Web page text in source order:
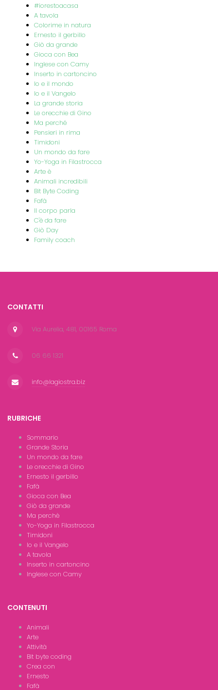
#iorestoacasa
A tavola
Colorime in natura
Ernesto il gerbillo
Giò da grande
Gioca con Bea
Inglese con Camy
Inserto in cartoncino
Io e il mondo
Io e il Vangelo
La grande storia
Le orecchie di Gino
Ma perché
Pensieri in rima
Timidoni
Un mondo da fare
Yo-Yoga in Filastrocca
Arte è
Animali incredibili
Bit Byte Coding
Fafà
Il corpo parla
C'è da fare
Giò Day
Family coach
CONTATTI
Via Aurelia, 481, 00165 Roma
06 66 1321
info@lagiostra.biz
RUBRICHE
Sommario
Grande Storia
Un mondo da fare
Le orecchie di Gino
Ernesto il gerbillo
Fafà
Gioca con Bea
Giò da grande
Ma perchè
Yo-Yoga in Filastrocca
Timidoni
Io e il Vangelo
A tavola
Inserto in cartoncino
Inglese con Camy
CONTENUTI
Animali
Arte
Attività
Bit byte coding
Crea con
Ernesto
Fafà